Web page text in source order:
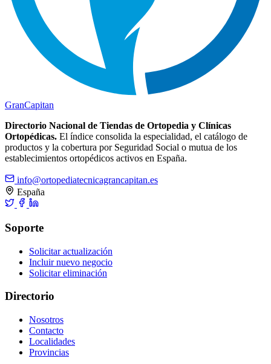
GranCapitan
Directorio Nacional de Tiendas de Ortopedia y Clínicas
Ortopédicas. El índice consolida la especialidad, el catálogo de
productos y la cobertura por Seguridad Social o mutua de los
establecimientos ortopédicos activos en España.
info@ortopediatecnicagrancapitan.es
España
Soporte
Solicitar actualización
Incluir nuevo negocio
Solicitar eliminación
Directorio
Nosotros
Contacto
Localidades
Provincias